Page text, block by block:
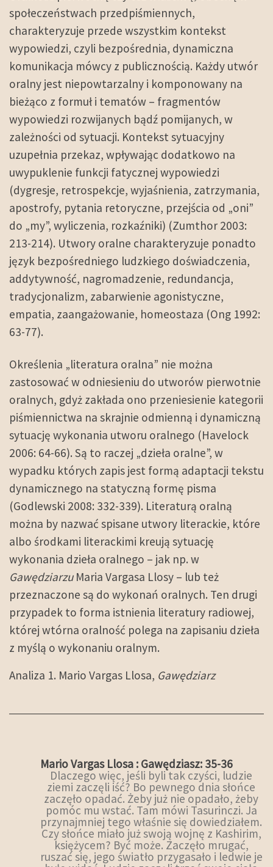
społeczeństwach przedpiśmiennych,
charakteryzuje przede wszystkim kontekst
wypowiedzi, czyli bezpośrednia, dynamiczna
komunikacja mówcy z publicznością. Każdy utwór
oralny jest niepowtarzalny i komponowany na
bieżąco z formuł i tematów – fragmentów
wypowiedzi rozwijanych bądź pomijanych, w
zależności od sytuacji. Kontekst sytuacyjny
uzupełnia przekaz, wpływając dodatkowo na
uwypuklenie funkcji fatycznej wypowiedzi
(dygresje, retrospekcje, wyjaśnienia, zatrzymania,
apostrofy, pytania retoryczne, przejścia od „oni”
do „my”, wyliczenia, rozkaźniki) (Zumthor 2003:
213-214). Utwory oralne charakteryzuje ponadto
język bezpośredniego ludzkiego doświadczenia,
addytywność, nagromadzenie, redundancja,
tradycjonalizm, zabarwienie agonistyczne,
empatia, zaangażowanie, homeostaza (Ong 1992:
63-77).
Określenia „literatura oralna” nie można
zastosować w odniesieniu do utworów pierwotnie
oralnych, gdyż zakłada ono przeniesienie kategorii
piśmiennictwa na skrajnie odmienną i dynamiczną
sytuację wykonania utworu oralnego (Havelock
2006: 64-66). Są to raczej „dzieła oralne”, w
wypadku których zapis jest formą adaptacji tekstu
dynamicznego na statyczną formę pisma
(Godlewski 2008: 332-339). Literaturą oralną
można by nazwać spisane utwory literackie, które
albo środkami literackimi kreują sytuację
wykonania dzieła oralnego – jak np. w
Gawędziarzu Maria Vargasa Llosy – lub też
przeznaczone są do wykonań oralnych. Ten drugi
przypadek to forma istnienia literatury radiowej,
której wtórna oralność polega na zapisaniu dzieła
z myślą o wykonaniu oralnym.
Analiza 1. Mario Vargas Llosa, Gawędziarz
Mario Vargas Llosa : Gawędziasz: 35-36
Dlaczego więc, jeśli byli tak czyści, ludzie
ziemi zaczęli iść? Bo pewnego dnia słońce
zaczęło opadać. Żeby już nie opadało, żeby
pomóc mu wstać. Tam mówi Tasurinczi. Ja
przynajmniej tego właśnie się dowiedziałem.
Czy słońce miało już swoją wojnę z Kashirim,
księżycem? Być może. Zaczęło mrugać,
ruszać się, jego światło przygasało i ledwie je